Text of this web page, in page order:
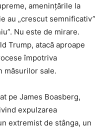
ameninţările la
au „crescut semnificativ”
Nu este de mirare.
Trump, atacă aproape
împotriva
măsurilor sale.
pe James Boasberg,
expulzarea
extremist de stânga, un